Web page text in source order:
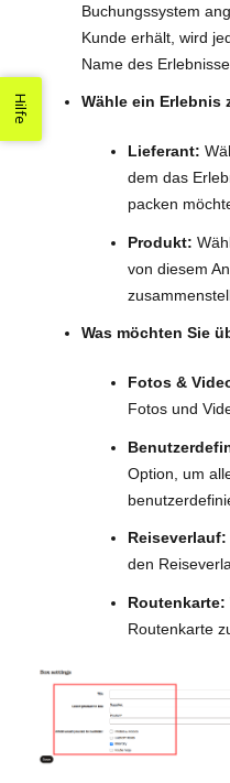
Buchungssystem
Kunde erhält, wird
Name des
Wähle ein Erlebnis
Lieferant:
dem das
packen
Produkt:
von diesem
Was möchten Sie
Fotos &
Fotos und
Option, um
Reiseverlauf:
den
Routenkarte:
Routenkarte
Hilfe